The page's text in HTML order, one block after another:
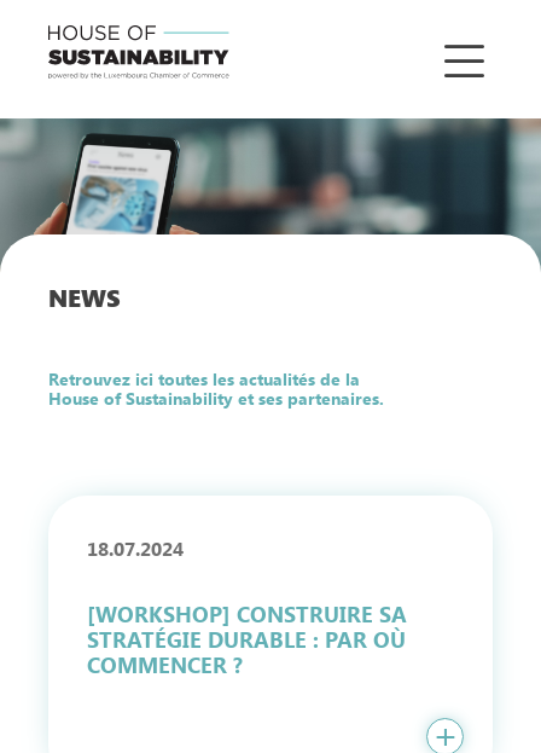
NEWS
Retrouvez ici toutes les actualités de la
House of Sustainability et ses partenaires.
18.07.2024
[WORKSHOP] CONSTRUIRE SA
STRATÉGIE DURABLE : PAR OÙ
COMMENCER ?